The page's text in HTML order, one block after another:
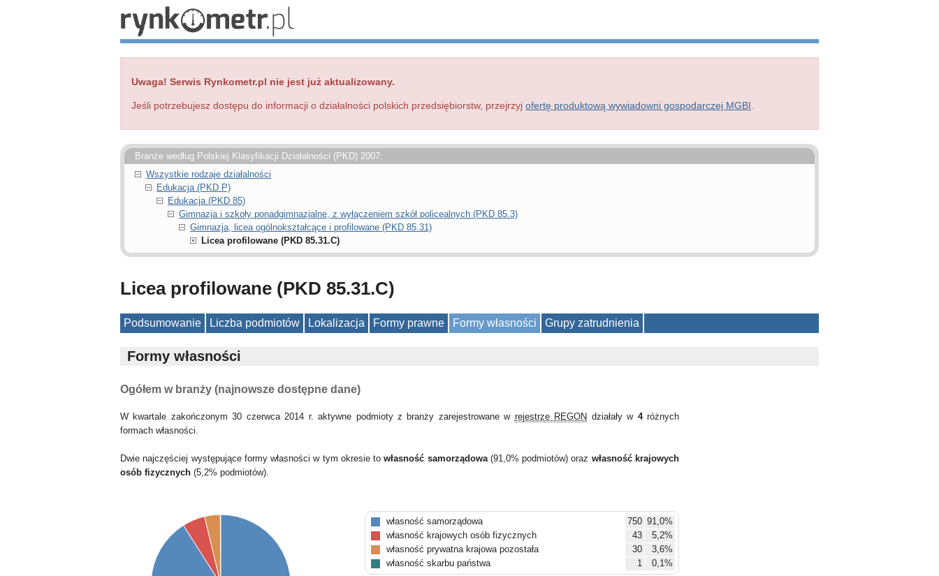
Uwaga! Serwis Rynkometr.pl nie jest już aktualizowany.
Jeśli potrzebujesz dostępu do informacji o działalności polskich przedsiębiorstw, przejrzyj ofertę produktową wywiadowni gospodarczej MGBI
Branże według Polskiej Klasyfikacji Działalności (PKD) 2007:
Wszystkie rodzaje działalności
Edukacja (PKD P)
Edukacja (PKD 85)
Gimnazja i szkoły ponadgimnazjalne, z wyłączeniem szkół policealnych (PKD 85.3)
Gimnazja, licea ogólnokształcące i profilowane (PKD 85.31)
Licea profilowane (PKD 85.31.C)
Licea profilowane (PKD 85.31.C)
Podsumowanie Liczba podmiotów Lokalizacja Formy prawne Formy własności Grupy zatrudnienia
Formy własności
Ogółem w branży (najnowsze dostępne dane)
W kwartale zakończonym 30 czerwca 2014 r. aktywne podmioty z branży zarejestrowane w rejestrze REGON działały w 4różnych
formach własności.
Dwie najczęściej występujące formy własności w tym okresie towłasność samorządowa(91,0% podmiotów) oraz własność krajowych
osób fizycznych (5,2% podmiotów).
własność samorządowa 750 91,0%
własność krajowych osób fizycznych
43
5,2%
własność prywatna krajowa pozostała
30
3,6%
własność skarbu państwa
1 0,1%